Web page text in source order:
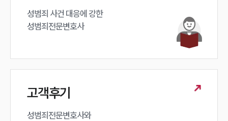
성범죄 사건 대응에 강한
성범죄전문변호사
고객후기
성범죄전문변호사와